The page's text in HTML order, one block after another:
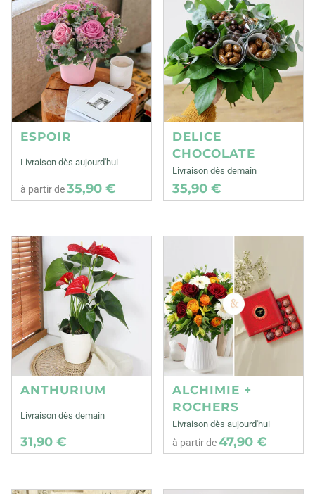
ESPOIR
Livraison dès aujourd'hui
à partir de35,90 €
DELICE
CHOCOLATE
Livraison dès demain
35,90 €
ANTHURIUM
Livraison dès demain
31,90 €
ALCHIMIE +
ROCHERS
Livraison dès aujourd'hui
à partir de47,90 €